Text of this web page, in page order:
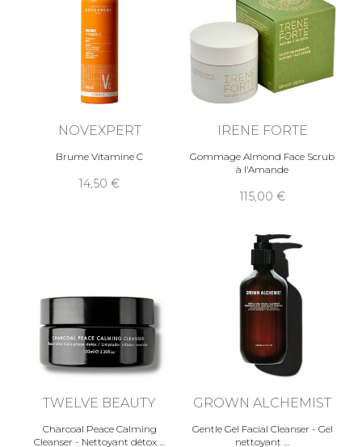
NOVEXPERT
Brume Vitamine C
14,50
IRENE FORTE
Gommage Almond Face Scrub
à l'Amande
115,00
TWELVE BEAUTY
Charcoal Peace Calming
Cleanser - Nettoyant détox
GROWN ALCHEMIST
Gentle Gel Facial Cleanser - Gel
nettoyant